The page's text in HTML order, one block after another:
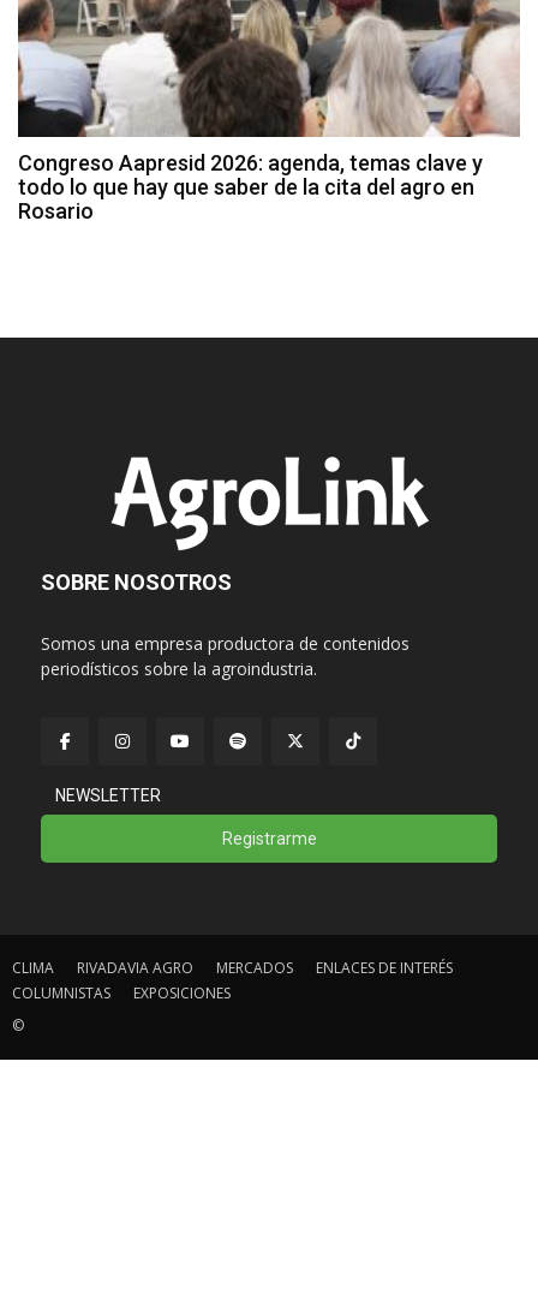
Congreso Aapresid 2026: agenda, temas clave y
todo lo que hay que saber de la cita del agro en
Rosario
SOBRE NOSOTROS
Somos una empresa productora de contenidos
periodísticos sobre la agroindustria.
NEWSLETTER
Registrarme
CLIMA RIVADAVIA AGRO MERCADOS
ENLACES DE INTERÉS
COLUMNISTAS
EXPOSICIONES
©